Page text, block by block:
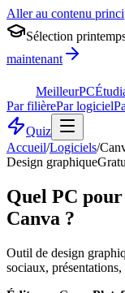
Aller au contenu
Sélection
maintenant
MeilleurPC
Par filièrePar logiciel
Quiz
Accueil/Logiciels/
Design graphique
Quel PC pour
Canva ?
Outil de design
sociaux,